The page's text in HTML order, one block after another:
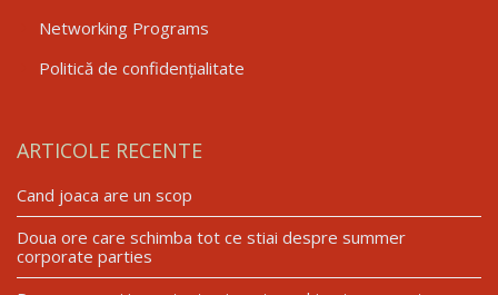
Networking Programs
Politică de confidențialitate
ARTICOLE RECENTE
Cand joaca are un scop
Doua ore care schimba tot ce stiai despre summer
corporate parties